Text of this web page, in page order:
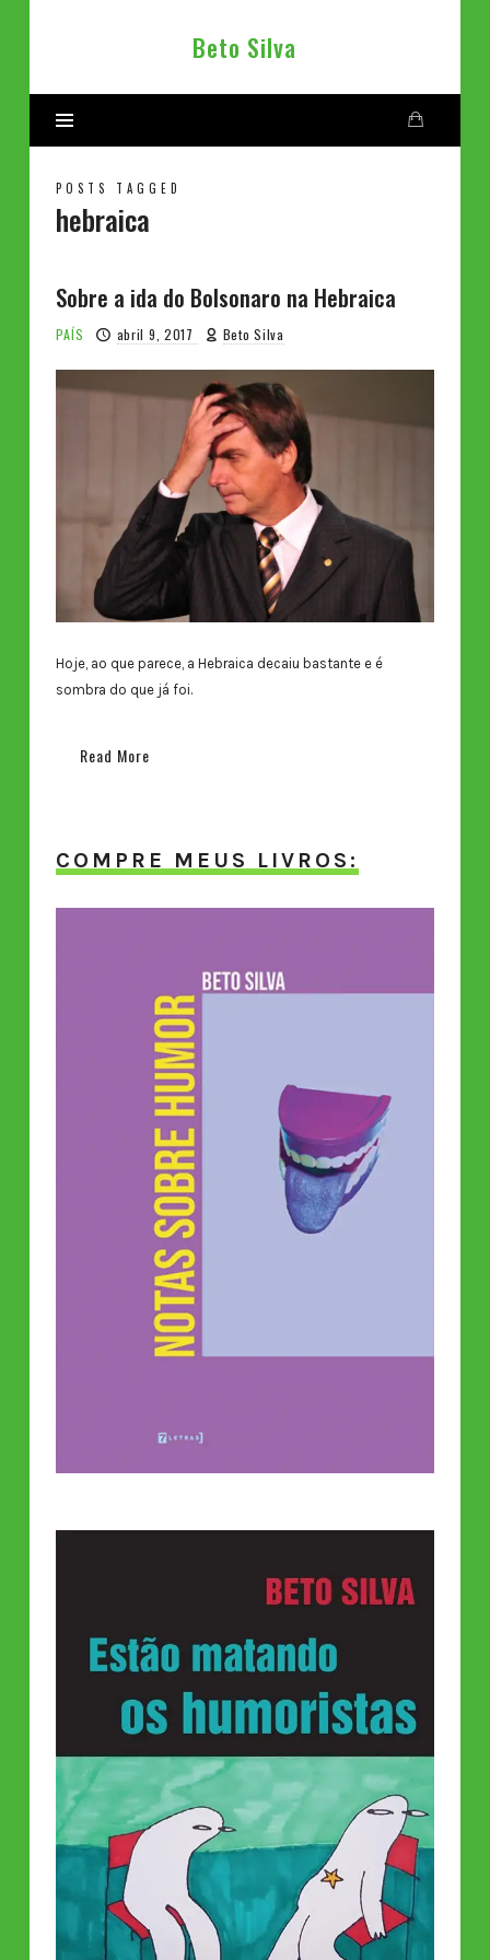
Beto
Beto Silva
POSTS TAGGED
hebraica
Sobre a ida do Bolsonaro na Hebraica
PAÍS abril 9, 2017 Beto Silva
Hoje, ao que parece, a Hebraica decaiu bastante e é
sombra do que já foi.
Read More
COMPRE MEUS LIVROS: